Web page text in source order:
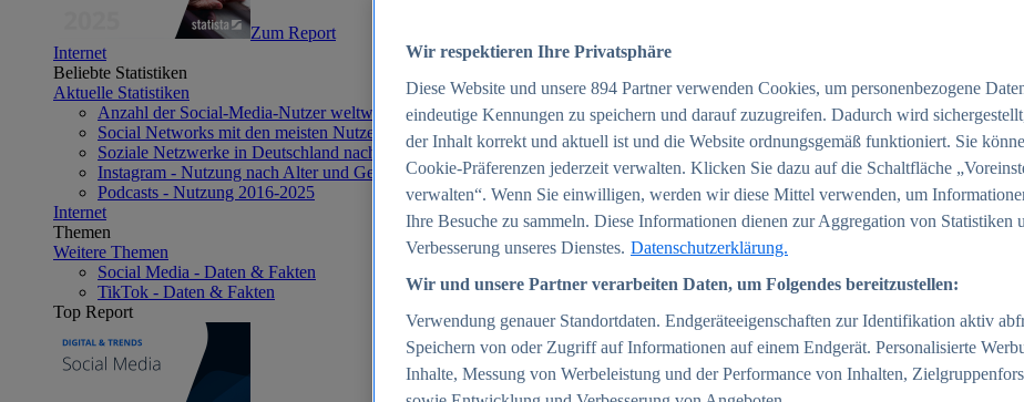
Zum Report
Internet
Beliebte Statistiken
Aktuelle Statistiken
Anzahl der Social-Media-Nutzer weltweit 2012-2025
Social Networks mit den meisten Nutzern weltweit 2025
Soziale Netzwerke in Deutschland nach Generationen 2025
Instagram - Nutzung nach Alter und Geschlecht in Deutschland 2025
Podcasts - Nutzung 2016-2025
Internet
Themen
Weitere Themen
Social Media - Daten & Fakten
TikTok - Daten & Fakten
Top Report
Wir respektieren Ihre Privatsphäre
Diese Website und unsere 894 Partner verwenden Cookies, um personenbezogene
eindeutige Kennungen zu speichern und darauf zuzugreifen. Dadurch wird
der Inhalt korrekt und aktuell ist und die Website ordnungsgemäß funktioniert. Sie
Cookie-Präferenzen jederzeit verwalten. Klicken Sie dazu auf die Schaltfläche
verwalten“. Wenn Sie einwilligen, werden wir diese Mittel verwenden, um
Ihre Besuche zu sammeln. Diese Informationen dienen zur Aggregation von Statistiken
Verbesserung unseres Dienstes. Datenschutzerklärung.
Wir und unsere Partner verarbeiten Daten, um Folgendes bereitzustellen:
Verwendung genauer Standortdaten. Endgeräteeigenschaften zur Identifikation aktiv
Speichern von oder Zugriff auf Informationen auf einem Endgerät. Personalisierte
Inhalte, Messung von Werbeleistung und der Performance von Inhalten,